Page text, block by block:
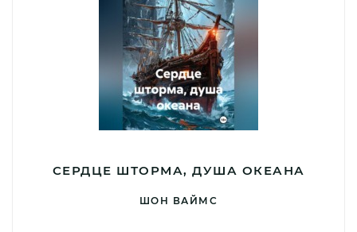
СЕРДЦЕ ШТОРМА, ДУША ОКЕАНА
ШОН ВАЙМС